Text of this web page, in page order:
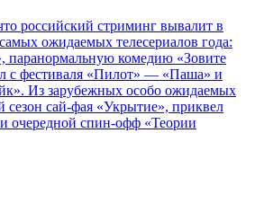
российский стриминг вывалит в
ожидаемых телесериалов года:
паранормальную комедию «Зовите
с фестиваля «Пилот» — «Паша» и
Из зарубежных особо ожидаемых
сезон сай-фая «Укрытие», приквел
очередной спин-офф «Теории